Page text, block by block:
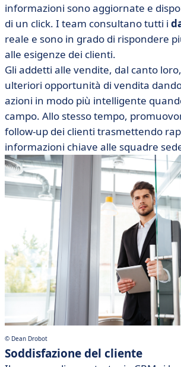
informazioni sono aggiornate e
di un click. I team consultano tutti i
reale e sono in grado di rispondere
alle esigenze dei clienti.
Gli addetti alle vendite, dal canto
ulteriori opportunità di vendita
azioni in modo più intelligente
campo. Allo stesso tempo,
follow-up dei clienti trasmettendo
informazioni chiave alle squadre
© Dean Drobot
Soddisfazione del cliente